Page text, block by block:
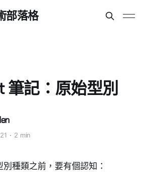
部落格
筆記：原始型別
2 min
種類之前，要有個認知：